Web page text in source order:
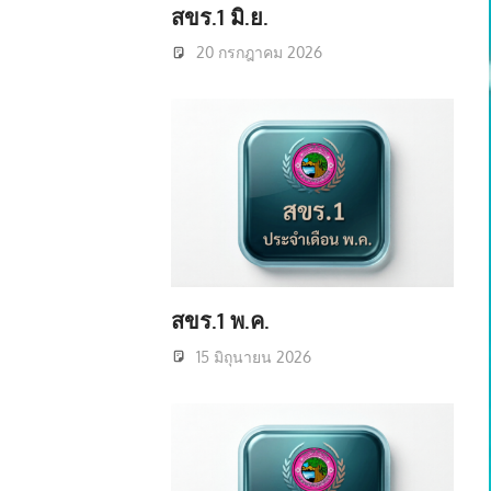
สขร.1 มิ.ย.
20 กรกฎาคม 2026
สขร.1 พ.ค.
15 มิถุนายน 2026